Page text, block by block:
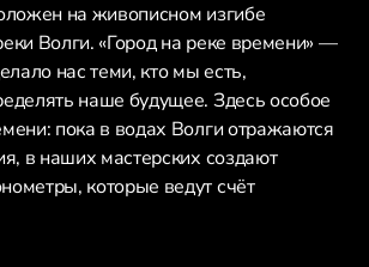
на живописном изгибе
Волги. «Город на реке времени» —
нас теми, кто мы есть,
наше будущее. Здесь особое
пока в водах Волги отражаются
в наших мастерских создают
которые ведут счёт